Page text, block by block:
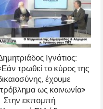
Ιγνάτιος:
τρωθεί το κύρος της
έχουμε
ως κοινωνία»
Στην εκπομπή